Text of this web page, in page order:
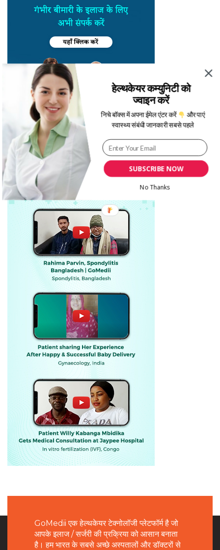
GoMedii एक हेल्थकेयर टेक्नोलॉजी प्लेटफॉर्म है जो
आपके इलाज / सर्जरी की प्रक्रिया को आसान बनाता
है। हम भारत के सबसे अच्छे अस्पतालों और डॉक्टरों से
SUBSCRIBE NOW
हेल्थकेयर कम्युनिटी को
ज्वाइन करें
निचे बॉक्स में अपना ईमेल एंटर करें और पाएं
स्वास्थ्य संबंधी जानकारी सबसे पहले
No Thanks